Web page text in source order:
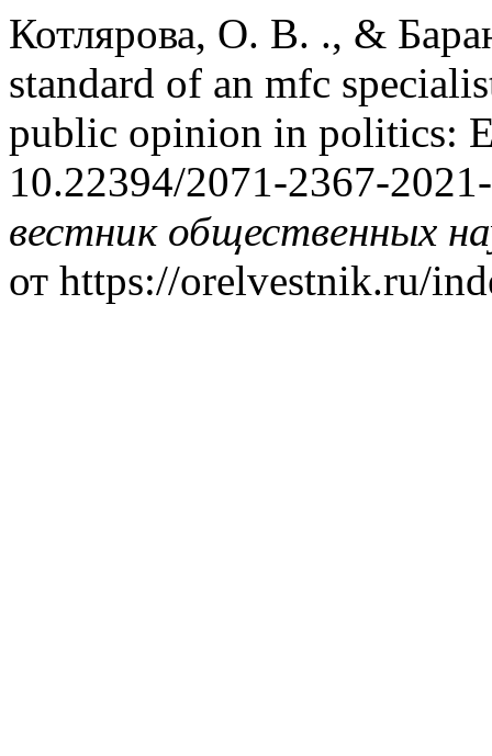
Котлярова, О. В. ., &
standard of an mfc
public opinion in politics:
10.22394/2071-2367-
вестник общественных
от https://orelvestnik.ru/